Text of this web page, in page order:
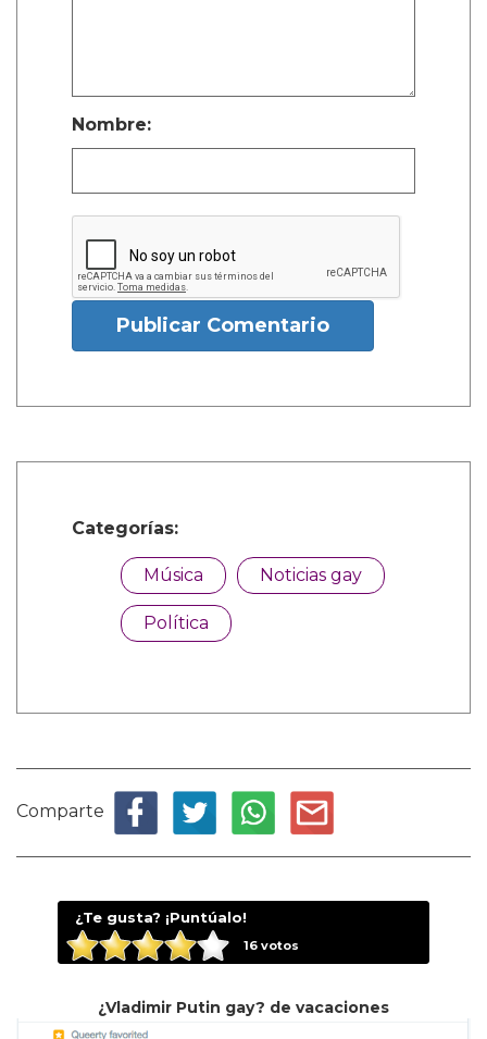
Nombre:
Publicar Comentario
Categorías:
Música Noticias gay
Política
Comparte
¿Te gusta? ¡Puntúalo!
16votos
¿Vladimir Putin gay? de vacaciones